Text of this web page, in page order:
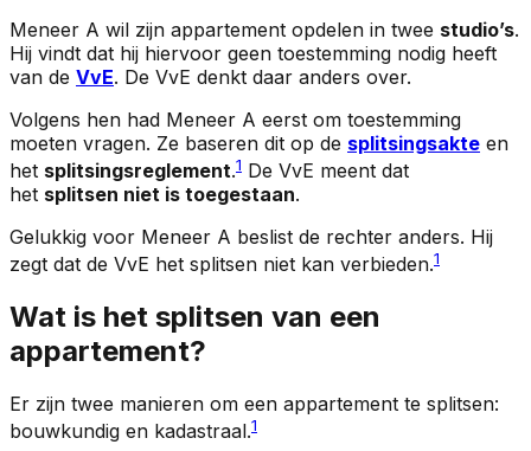
Meneer A wil zijn appartement opdelen in twee studio’s.
Hij vindt dat hij hiervoor geen toestemming nodig heeft
van de VvE. De VvE denkt daar anders over.
Volgens hen had Meneer A eerst om toestemming
moeten vragen. Ze baseren dit op de splitsingsakte en
het splitsingsreglement.1 De VvE meent dat
het splitsen niet is toegestaan.
Gelukkig voor Meneer A beslist de rechter anders. Hij
zegt dat de VvE het splitsen niet kan verbieden.1
Wat is het splitsen van een
appartement?
Er zijn twee manieren om een appartement te splitsen:
bouwkundig en kadastraal.1